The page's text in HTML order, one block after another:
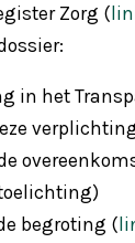
Zorg (
in het
begroting (